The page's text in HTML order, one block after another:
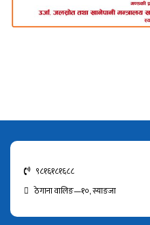
९८१६१८१६८८
ठेगाना वालिङ—१०, स्याङजा